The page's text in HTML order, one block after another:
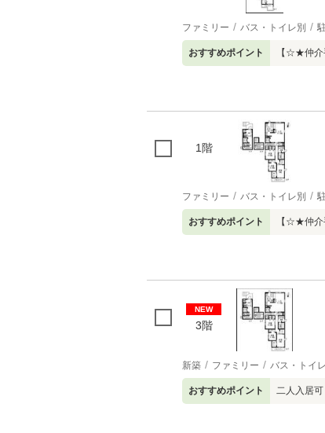
ファミリー バス・トイレ別
おすすめポイント 【☆★仲介
1階
ファミリー バス・トイレ別
おすすめポイント 【☆★仲介
NEW
3階
新築 ファミリー バス・トイ
おすすめポイント 二人入居